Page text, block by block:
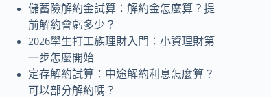
儲蓄險解約金試算：解約金怎麼算？提
前解約會虧多少？
2026學生打工族理財入門：小資理財第
一步怎麼開始
定存解約試算：中途解約利息怎麼算？
可以部分解約嗎？